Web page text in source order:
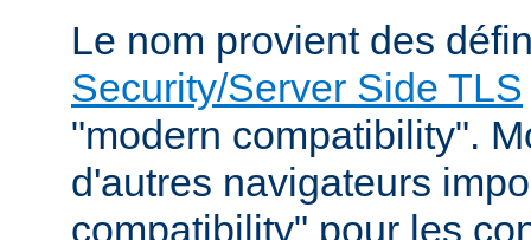
Le nom provient des
Security/Server Side TLS
"modern compatibility".
d'autres navigateurs
compatibility" pour les